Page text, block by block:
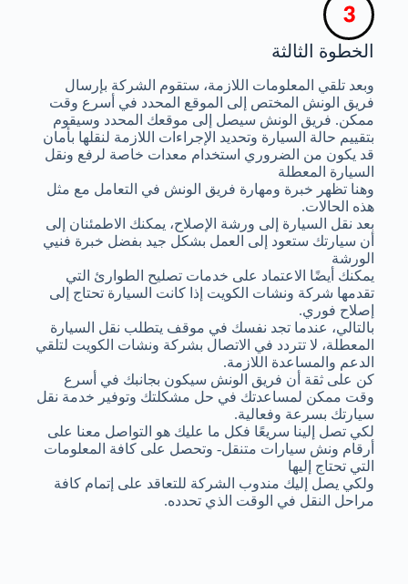
الخطوة الثالثة
وبعد تلقي المعلومات اللازمة، ستقوم الشركة بإرسال
فريق الونش المختص إلى الموقع المحدد في أسرع وقت
ممكن. فريق الونش سيصل إلى موقعك المحدد وسيقوم
بتقييم حالة السيارة وتحديد الإجراءات اللازمة لنقلها بأمان
قد يكون من الضروري استخدام معدات خاصة لرفع ونقل
السيارة المعطلة
وهنا تظهر خبرة ومهارة فريق الونش في التعامل مع مثل
هذه الحالات.
بعد نقل السيارة إلى ورشة الإصلاح، يمكنك الاطمئنان إلى
أن سيارتك ستعود إلى العمل بشكل جيد بفضل خبرة فنيي
الورشة
يمكنك أيضًا الاعتماد على خدمات تصليح الطوارئ التي
تقدمها شركة ونشات الكويت إذا كانت السيارة تحتاج إلى
إصلاح فوري.
بالتالي، عندما تجد نفسك في موقف يتطلب نقل السيارة
المعطلة، لا تتردد في الاتصال بشركة ونشات الكويت لتلقي
الدعم والمساعدة اللازمة.
كن على ثقة أن فريق الونش سيكون بجانبك في أسرع
وقت ممكن لمساعدتك في حل مشكلتك وتوفير خدمة نقل
سيارتك بسرعة وفعالية.
لكي تصل إلينا سريعًا فكل ما عليك هو التواصل معنا على
أرقام ونش سيارات متنقل- وتحصل على كافة المعلومات
التي تحتاج إليها
ولكي يصل إليك مندوب الشركة للتعاقد على إتمام كافة
مراحل النقل في الوقت الذي تحدده.